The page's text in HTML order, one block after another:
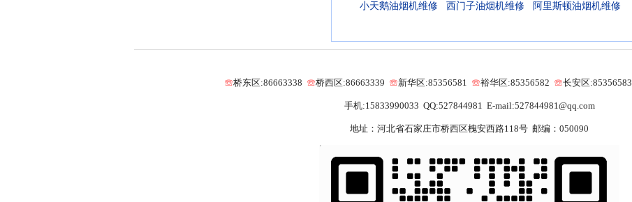
小天鹅油烟机维修 西门子油烟机维修 阿里斯顿油烟机维修
☏桥东区:86663338 ☏桥西区:86663339 ☏新华区:85356581 ☏裕华区:85356582 ☏长安区:85356583
手机:15833990033 QQ:527844981 E-mail:527844981@qq.com
地址：河北省石家庄市桥西区槐安西路118号 邮编：050090